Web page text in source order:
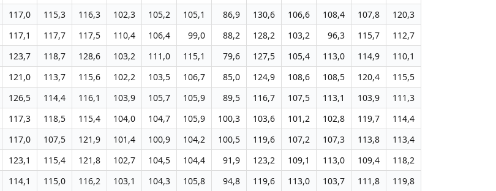
117,0 115,3 116,3 102,3 105,2 105,1 86,9 130,6 106,6 108,4 107,8
120,3
117,1 117,7 117,5 110,4 106,4 99,0 88,2 128,2 103,2 96,3 115,7
112,7
123,7 118,7 128,6 103,2 111,0 115,1 79,6 127,5 105,4 113,0 114,9
110,1
121,0 113,7 115,6 102,2 103,5 106,7 85,0 124,9 108,6 108,5 120,4
115,5
126,5 114,4 116,1 103,9 105,7 105,9 89,5 116,7 107,5 113,1 103,9
111,3
117,3 118,5 115,4 104,0 104,7 105,9 100,3 103,6 101,2 102,8 119,7
114,4
117,0 107,5 121,9 101,4 100,9 104,2 100,5 119,6 107,2 107,3 113,8
113,4
123,1 115,4 121,8 102,7 104,5 104,4 91,9 123,2 109,1 113,0 109,4
118,2
114,1 115,0 116,2 103,1 104,3 105,8 94,8 119,6 113,0 103,7 111,8
119,8